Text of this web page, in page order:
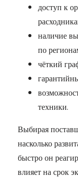
доступ к
наличие
по
чёткий
техники.
Выбирая
насколько
быстро он
влияет на срок